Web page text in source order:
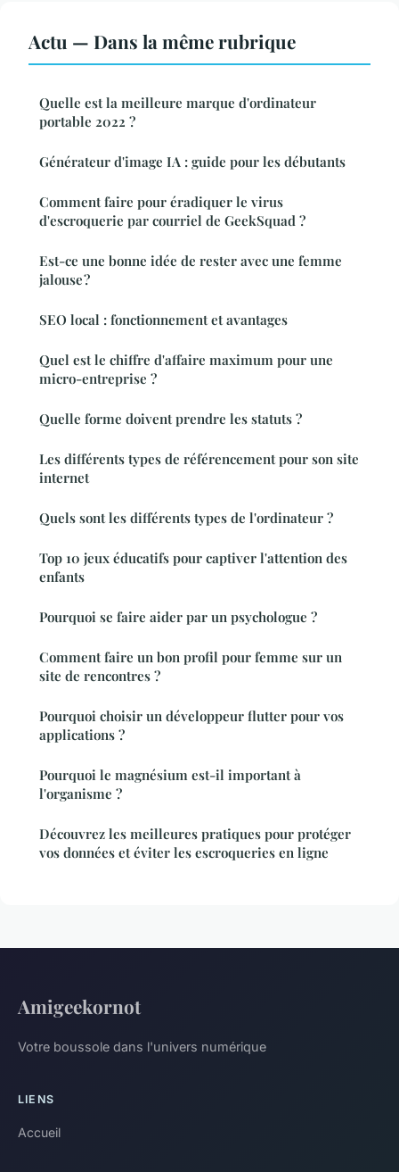
Actu — Dans la même rubrique
Quelle est la meilleure marque d'ordinateur
portable 2022 ?
Générateur d'image IA : guide pour les débutants
Comment faire pour éradiquer le virus
d'escroquerie par courriel de GeekSquad ?
Est-ce une bonne idée de rester avec une femme
jalouse ?
SEO local : fonctionnement et avantages
Quel est le chiffre d'affaire maximum pour une
micro-entreprise ?
Quelle forme doivent prendre les statuts ?
Les différents types de référencement pour son site
internet
Quels sont les différents types de l'ordinateur ?
Top 10 jeux éducatifs pour captiver l'attention des
enfants
Pourquoi se faire aider par un psychologue ?
Comment faire un bon profil pour femme sur un
site de rencontres ?
Pourquoi choisir un développeur flutter pour vos
applications ?
Pourquoi le magnésium est-il important à
l'organisme ?
Découvrez les meilleures pratiques pour protéger
vos données et éviter les escroqueries en ligne
Amigeekornot
Votre boussole dans l'univers numérique
LIENS
Accueil